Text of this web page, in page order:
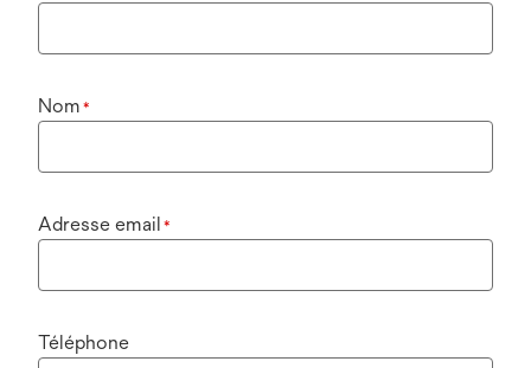
Nom *
Adresse email *
Téléphone